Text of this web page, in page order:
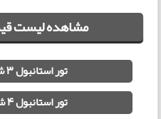
مشاهده لیست
تور استانبول 3 شب قشم ایر
تور استانبول 4 شب قشم ایر